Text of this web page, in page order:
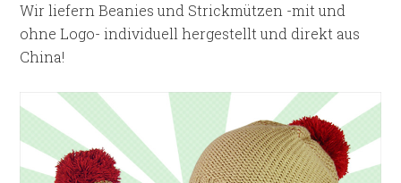
Wir liefernBeanies und Strickmützen -mit und
ohneLogo- individuell hergestellt und direkt aus
China!